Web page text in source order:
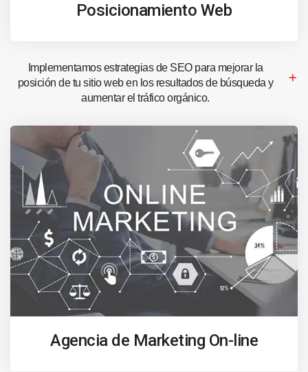
Posicionamiento Web
Implementamos estrategias de SEO para mejorar la
posición de tu sitio web en los resultados de búsqueda y
aumentar el tráfico orgánico.
Agencia de Marketing On-line